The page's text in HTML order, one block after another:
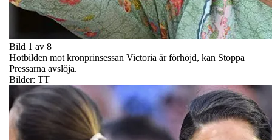
Bild 1 av 8
Hotbilden mot kronprinsessan Victoria är förhöjd, kan Stoppa
Pressarna avslöja.
Bilder: TT